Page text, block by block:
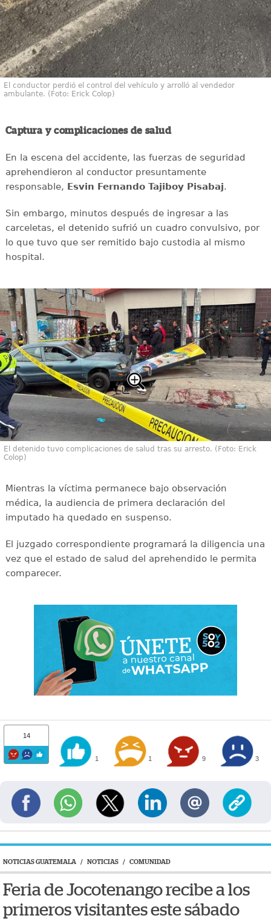
El conductor perdió el control del vehículo y arrolló al vendedor
ambulante. (Foto: Erick Colop)
Captura y complicaciones de salud
En la escena del accidente, las fuerzas de seguridad
aprehendieron al conductor presuntamente
responsable, Esvin Fernando Tajiboy Pisabaj.
Sin embargo, minutos después de ingresar a las
carceletas, el detenido sufrió un cuadro convulsivo, por
lo que tuvo que ser remitido bajo custodia al mismo
hospital.
El detenido tuvo complicaciones de salud tras su arresto. (Foto: Erick
Colop)
Mientras la víctima permanece bajo observación
médica, la audiencia de primera declaración del
imputado ha quedado en suspenso.
El juzgado correspondiente programará la diligencia una
vez que el estado de salud del aprehendido le permita
comparecer.
14
1 1 9 3
NOTICIAS GUATEMALA / NOTICIAS / COMUNIDAD
Feria de Jocotenango recibe a los
primeros visitantes este sábado